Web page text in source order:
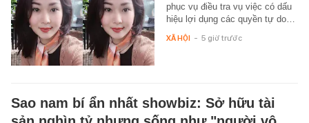
phục vụ điều tra vụ việc có dấu
hiệu lợi dụng các quyền tự do…
XÃ HỘI - 5 giờ trước
Sao nam bí ẩn nhất showbiz: Sở hữu tài